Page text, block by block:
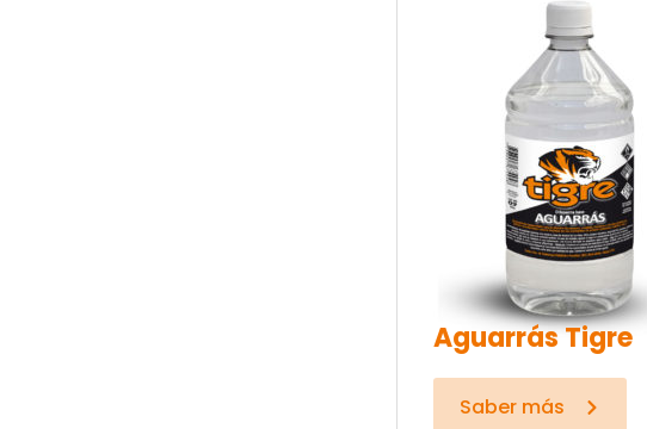
Aguarrás Tigre
Saber más